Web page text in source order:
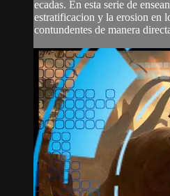
ecadas. En esta serie de
estratificacion y la erosion en
contundentes de manera